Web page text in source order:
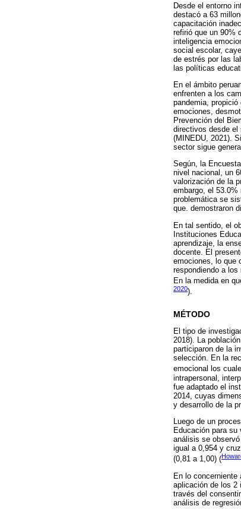
Desde el entorno
destacó a 63
capacitación
refirió que un 90%
inteligencia
social escolar,
de estrés por las
las políticas
En el ámbito
enfrenten a los
pandemia,
emociones,
Prevención del
directivos desde el
(MINEDU, 2021).
sector sigue
Según, la
nivel nacional, un
valorización de la
embargo, el
problemática se
que. demostraron
En tal sentido, el
Instituciones
aprendizaje, la
docente. El
emociones, lo que
respondiendo a
En la medida en
2020).
MÉTODO
El tipo de
2018). La
participaron de la
selección. En la
emocional los
intrapersonal,
fue adaptado el
2014, cuyas
y desarrollo de la
Luego de un
Educación para
análisis se
igual a 0,954 y
(0,81 a 1,00) (
En lo concerniente
aplicación de los 2
través del
análisis de